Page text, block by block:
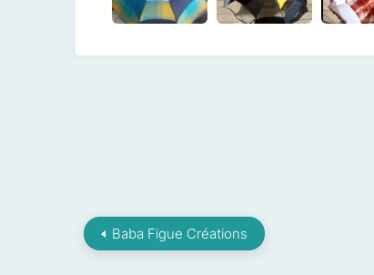
Baba Figue Créations